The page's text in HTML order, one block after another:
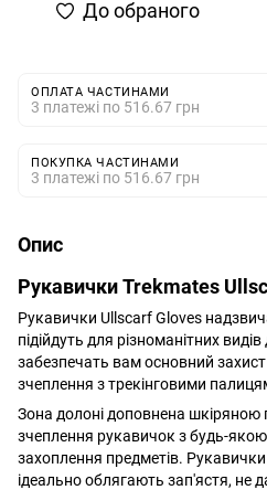
До обраного
ОПЛАТА ЧАСТИНАМИ
3 платежі по 516.67 грн
ПОКУПКА ЧАСТИНАМИ
3 платежі по 516.67 грн
Опис
Рукавички Trekmates
Рукавички Ullscarf Gloves
підійдуть для різноманітних
забезпечать вам основний захист
зчеплення з трекінговими
Зона долоні доповнена
зчеплення рукавичок з будь-
захоплення предметів.
ідеально облягають зап'ястя, не